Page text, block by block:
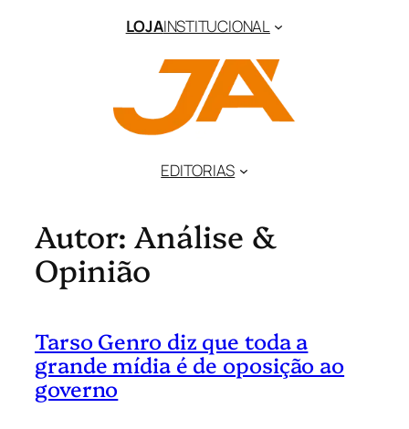
LOJAINSTITUCIONAL
EDITORIAS
Autor: Análise &
Opinião
Tarso Genro diz que toda a
grande mídia é de oposição ao
governo